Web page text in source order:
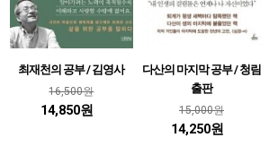
최재천의 공부 / 김영사
16,500원
14,850원
다산의 마지막 공부 / 청림
출판
15,000원
14,250원